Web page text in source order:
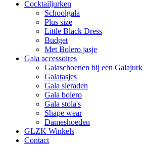
Cocktailjurken
Schoolgala
Plus size
Little Black Dress
Budget
Met Bolero jasje
Gala accessoires
Galaschoenen bij een Galajurk
Galatasjes
Gala sieraden
Gala bolero
Gala stola's
Shape wear
Dameshoeden
GLZK Winkels
Contact